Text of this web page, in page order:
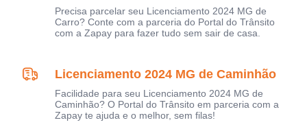
Precisa parcelar seu Licenciamento 2024 MG de
Carro? Conte com a parceria do Portal do Trânsito
com a Zapay para fazer tudo sem sair de casa.
Licenciamento 2024 MG de Caminhão
Facilidade para seu Licenciamento 2024 MG de
Caminhão? O Portal do Trânsito em parceria com a
Zapay te ajuda e o melhor, sem filas!